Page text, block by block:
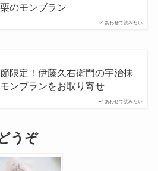
あわせて読みたい
のモンブラン
あわせて読みたい
限定！伊藤久右衛門の宇治抹
ンブランをお取り寄せ
うぞ